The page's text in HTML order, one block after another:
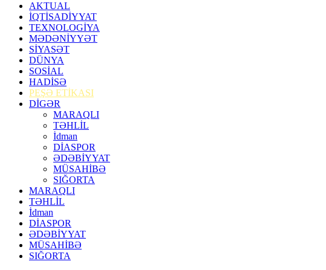
AKTUAL
İQTİSADİYYAT
TEXNOLOGİYA
MƏDƏNİYYƏT
SİYASƏT
DÜNYA
SOSİAL
HADİSƏ
PEŞƏ ETİKASI
DİGƏR
MARAQLI
TƏHLİL
İdman
DİASPOR
ƏDƏBİYYAT
MÜSAHİBƏ
SIĞORTA
MARAQLI
TƏHLİL
İdman
DİASPOR
ƏDƏBİYYAT
MÜSAHİBƏ
SIĞORTA